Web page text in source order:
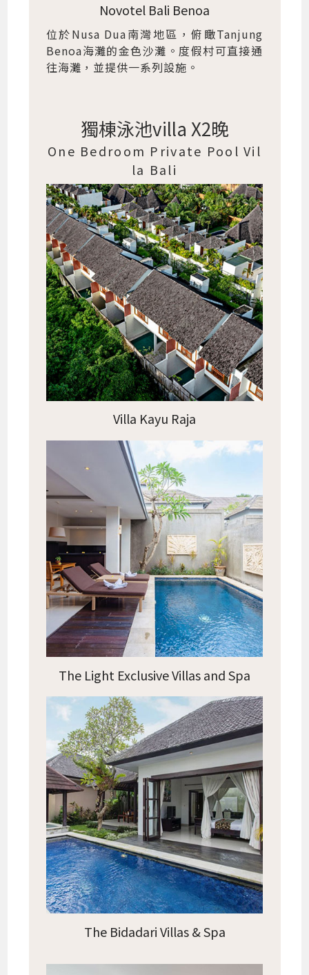
Novotel Bali Benoa
位於Nusa Dua南灣地區，俯瞰Tanjung
Benoa海灘的金色沙灘。度假村可直接通
往海灘，並提供一系列設施。
獨棟泳池villa X2晚
One Bedroom Private Pool Vil
la Bali
Villa Kayu Raja
The Light Exclusive Villas and Spa
The Bidadari Villas & Spa